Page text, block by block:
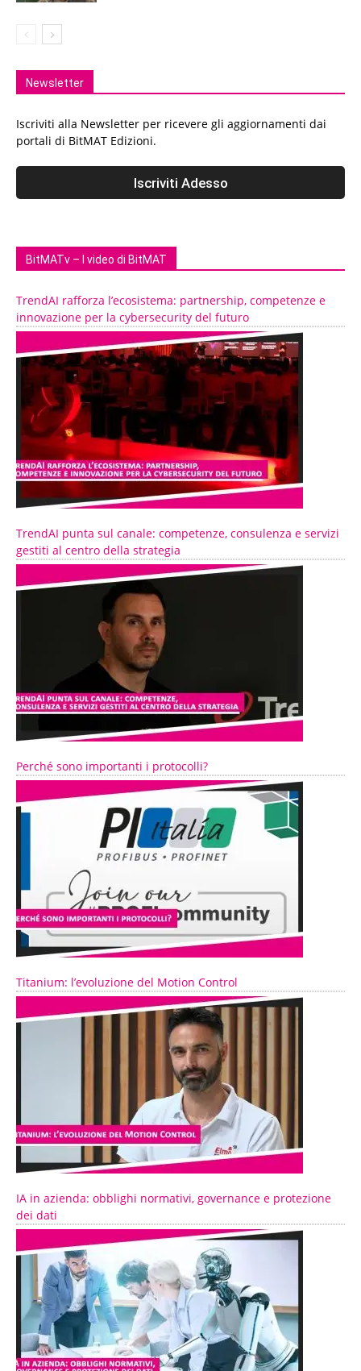
Newsletter
Iscriviti alla Newsletter per ricevere gli aggiornamenti dai
portali di BitMAT Edizioni.
BitMATv – I video di BitMAT
TrendAI rafforza l’ecosistema: partnership, competenze e
innovazione per la cybersecurity del futuro
TrendAI punta sul canale: competenze, consulenza e servizi
gestiti al centro della strategia
Perché sono importanti i protocolli?
Titanium: l’evoluzione del Motion Control
IA in azienda: obblighi normativi, governance e protezione
dei dati